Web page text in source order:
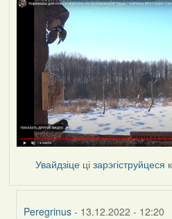
Увайдзіце цізарэгіструйцеся
Peregrinus - 13.12.2022 - 12:20